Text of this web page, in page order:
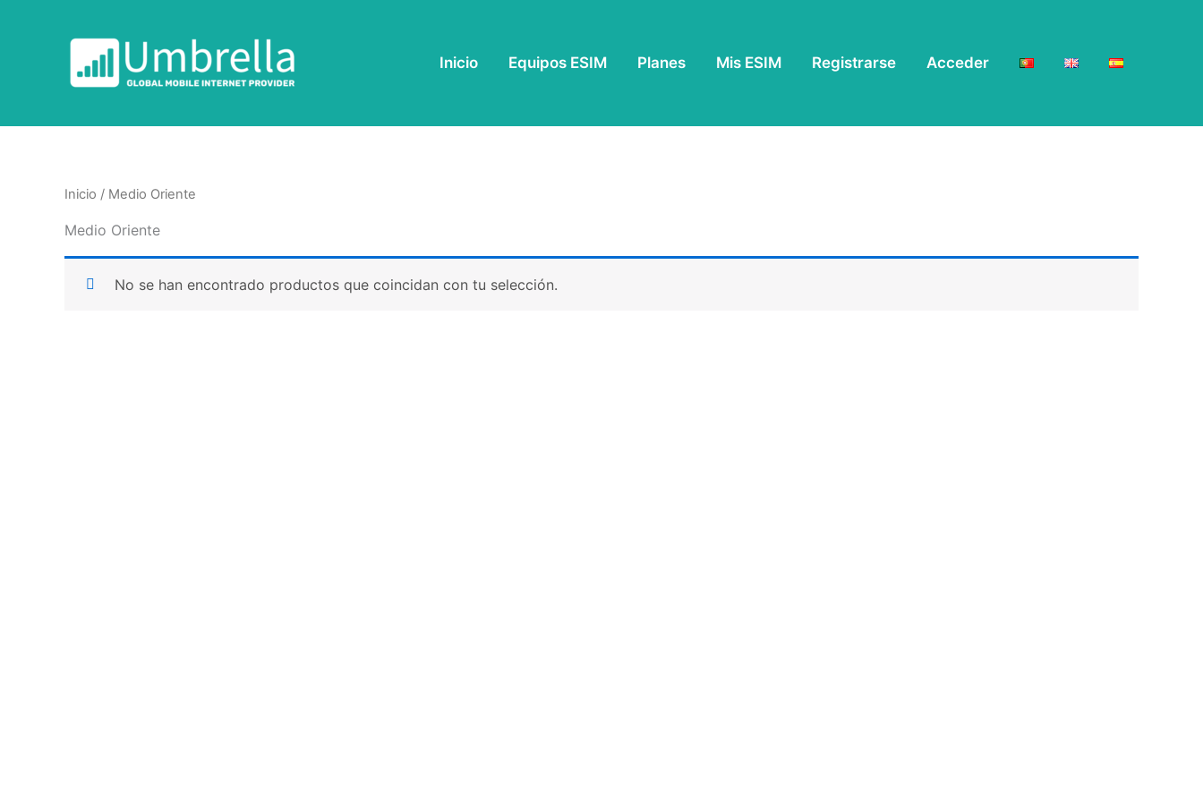
Inicio Equipos ESIM Planes Mis ESIM Registrarse Acceder
Inicio / Medio Oriente
Medio Oriente
No se han encontrado productos que coincidan con tu selección.